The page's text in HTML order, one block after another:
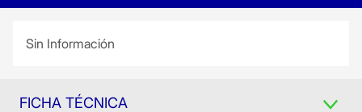
Sin Información
FICHA TÉCNICA